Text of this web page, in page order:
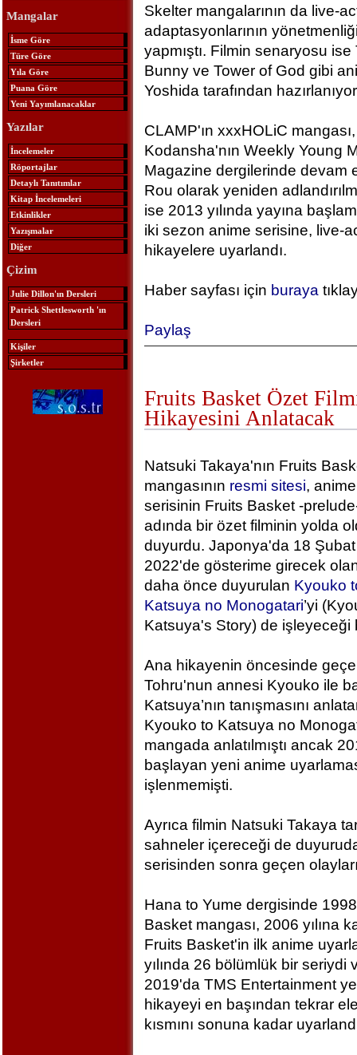
Mangalar
İsme Göre
Türe Göre
Yıla Göre
Puana Göre
Yeni Yayımlanacaklar
Yazılar
İncelemeler
Röportajlar
Detaylı Tanıtımlar
Kitap İncelemeleri
Etkinlikler
Yazışmalar
Diğer
Çizim
Julie Dillon'ın Dersleri
Patrick Shettlesworth 'ın
Dersleri
Kişiler
Şirketler
Skelter mangalarının da live-
adaptasyonlarının
yapmıştı. Filmin senaryosu ise
Bunny ve Tower of God gibi
Yoshida tarafından
CLAMP'ın xxxHOLiC
Kodansha'nın Weekly Young
Magazine dergilerinde devam
Rou olarak yeniden
ise 2013 yılında yayına
iki sezon anime serisine, live-
hikayelere uyarlandı.
Haber sayfası için buraya
Paylaş
Fruits Basket Özet
Hikayesini Anlatacak
Natsuki Takaya'nın Fruits
mangasının resmi sitesi, anime
serisinin Fruits Basket -
adında bir özet filminin yolda
duyurdu. Japonya'da 18 Şubat
2022'de gösterime girecek
daha önce duyurulan Kyouko
Katsuya no Monogatari’yi
Katsuya's Story) de işleyeceği
Ana hikayenin öncesinde
Tohru'nun annesi Kyouko ile
Katsuya’nın tanışmasını
Kyouko to Katsuya no
mangada anlatılmıştı ancak
başlayan yeni anime
işlenmemişti.
Ayrıca filmin Natsuki Takaya
sahneler içereceği de
serisinden sonra geçen
Hana to Yume dergisinde
Basket mangası, 2006 yılına
Fruits Basket'in ilk anime
yılında 26 bölümlük bir seriydi
2019'da TMS Entertainment
hikayeyi en başından tekrar
kısmını sonuna kadar